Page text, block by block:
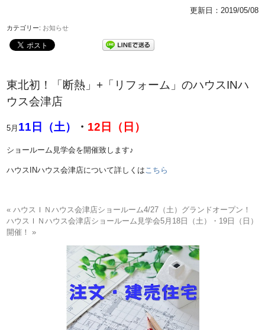
更新日：2019/05/08
カテゴリー: お知らせ
東北初！「断熱」+「リフォーム」のハウスINハ
ウス会津店
5月 11日（土） ・ 12日（日）
ショールーム見学会を開催致します♪
ハウスINハウス会津店について詳しくは こちら
« ハウスＩＮハウス会津店ショールーム4/27（土）グランドオープン！
ハウスＩＮハウス会津店ショールーム見学会5月18日（土）・19日（日）
開催！ »